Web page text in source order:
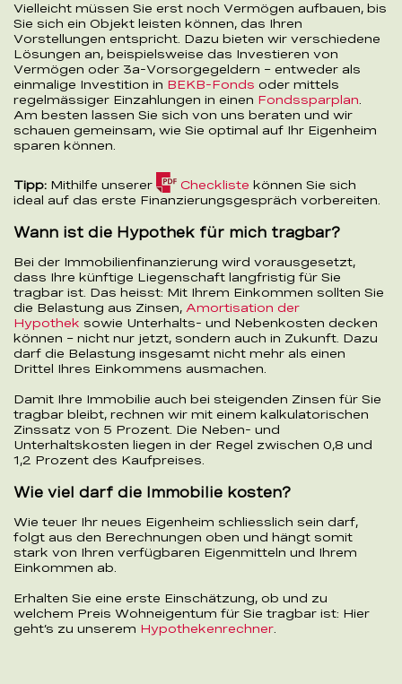
Vielleicht müssen Sie erst noch Vermögen aufbauen, bis
Sie sich ein Objekt leisten können, das Ihren
Vorstellungen entspricht. Dazu bieten wir verschiedene
Lösungen an, beispielsweise das Investieren von
Vermögen oder 3a-Vorsorgegeldern – entweder als
einmalige Investition in BEKB-Fonds oder mittels
regelmässiger Einzahlungen in einen Fondssparplan
Am besten lassen Sie sich von uns beraten und wir
schauen gemeinsam, wie Sie optimal auf Ihr Eigenheim
sparen können.
Tipp: Mithilfe unserer Checkliste 178.6
KB)
können Sie sich
ideal auf das erste Finanzierungsgespräch vorbereiten.
Wann ist die Hypothek für mich tragbar?
Bei der Immobilienfinanzierung wird vorausgesetzt,
dass Ihre künftige Liegenschaft langfristig für Sie
tragbar ist. Das heisst: Mit Ihrem Einkommen sollten Sie
die Belastung aus Zinsen, Amortisation der
Hypothek sowie Unterhalts- und Nebenkosten decken
können – nicht nur jetzt, sondern auch in Zukunft. Dazu
darf die Belastung insgesamt nicht mehr als einen
Drittel Ihres Einkommens ausmachen.
Damit Ihre Immobilie auch bei steigenden Zinsen für Sie
tragbar bleibt, rechnen wir mit einem kalkulatorischen
Zinssatz von 5 Prozent. Die Neben- und
Unterhaltskosten liegen in der Regel zwischen 0,8 und
1,2 Prozent des Kaufpreises.
Wie viel darf die Immobilie kosten?
Wie teuer Ihr neues Eigenheim schliesslich sein darf,
folgt aus den Berechnungen oben und hängt somit
stark von Ihren verfügbaren Eigenmitteln und Ihrem
Einkommen ab.
Erhalten Sie eine erste Einschätzung, ob und zu
welchem Preis Wohneigentum für Sie tragbar ist: Hier
geht’s zu unserem Hypothekenrechner